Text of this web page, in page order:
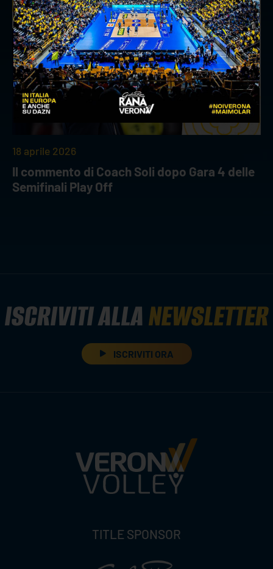
INTERVIEWS
18 aprile 2026
Il commento di Coach Soli dopo Gara 4 delle
Semifinali Play Off
ISCRIVITI ALLANEWSLETTER
ISCRIVITI ORA
TITLE SPONSOR